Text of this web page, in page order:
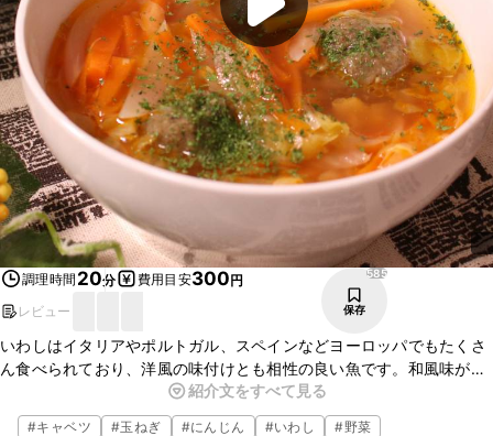
調理時間 20分 費用目安300円
レビュー
585
保存
いわしはイタリアやポルトガル、スペインなどヨーロッパでもたくさ
ん食べられており、洋風の味付けとも相性の良い魚です。和風味が定
番のいわしのつみれ汁を洋風に身近な調味料で洋風仕立てにしてみま
した。タイムなどのハーブを入れてもおいしいですよ。
紹介文をすべて見る
#キャベツ #玉ねぎ #にんじん #いわし #野菜